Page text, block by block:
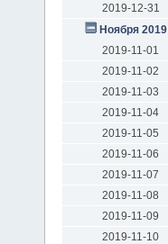
2019-12-31
Ноября 2019
2019-11-01
2019-11-02
2019-11-03
2019-11-04
2019-11-05
2019-11-06
2019-11-07
2019-11-08
2019-11-09
2019-11-10